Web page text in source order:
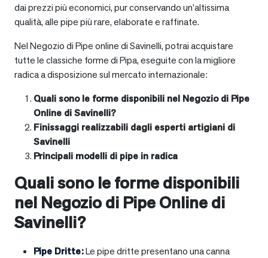
dai prezzi più economici, pur conservando un’altissima
qualità, alle pipe più rare, elaborate e raffinate.
Nel Negozio di Pipe online di Savinelli, potrai acquistare
tutte le classiche forme di Pipa, eseguite con la migliore
radica a disposizione sul mercato internazionale:
Quali sono le forme disponibili nel Negozio di Pipe
Online di Savinelli?
Finissaggi realizzabili dagli esperti artigiani di
Savinelli
Principali modelli di pipe in radica
Quali sono le forme disponibili
nel Negozio di Pipe Online di
Savinelli?
Pipe Dritte:Le pipe dritte presentano una canna